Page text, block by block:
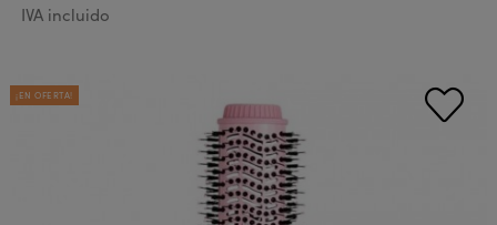
IVA incluido
¡EN OFERTA!